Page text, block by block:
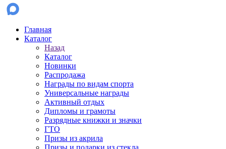
Главная
Каталог
Назад
Каталог
Новинки
Распродажа
Награды по видам спорта
Универсальные награды
Активный отдых
Дипломы и грамоты
Разрядные книжки и значки
ГТО
Призы из акрила
Призы и подарки из стекла